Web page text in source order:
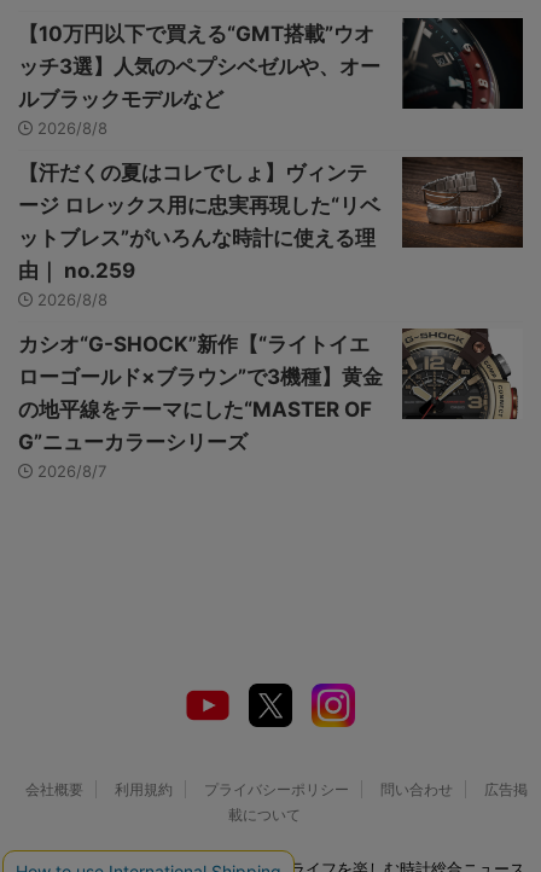
【10万円以下で買える“GMT搭載”ウオ
ッチ3選】人気のペプシベゼルや、オー
ルブラックモデルなど
2026/8/8
【汗だくの夏はコレでしょ】ヴィンテ
ージ ロレックス用に忠実再現した“リベ
ットブレス”がいろんな時計に使える理
由｜ no.259
2026/8/8
カシオ“G-SHOCK”新作【“ライトイエ
ローゴールド×ブラウン”で3機種】黄金
の地平線をテーマにした“MASTER OF
G”ニューカラーシリーズ
2026/8/7
会社概要 利用規約 プライバシーポリシー 問い合わせ
広告掲
載について